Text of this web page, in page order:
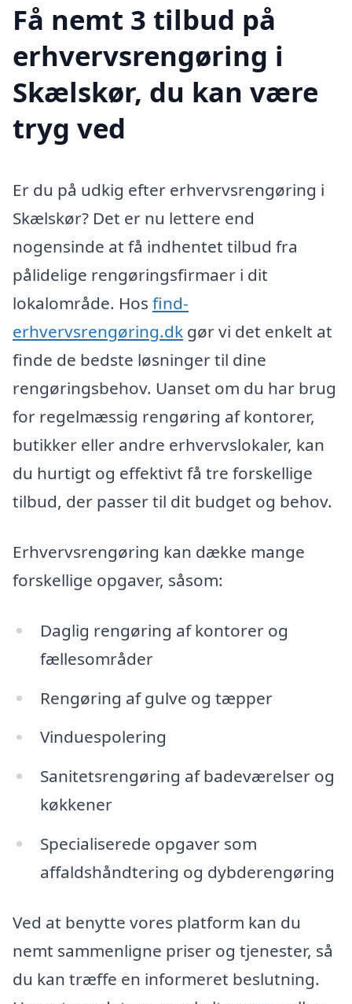
Få nemt 3 tilbud på
erhvervsrengøring i
Skælskør, du kan være
tryg ved
Er du på udkig efter erhvervsrengøring i
Skælskør? Det er nu lettere end
nogensinde at få indhentet tilbud fra
pålidelige rengøringsfirmaer i dit
lokalområde. Hos find-
erhvervsrengøring.dk gør vi det enkelt at
finde de bedste løsninger til dine
rengøringsbehov. Uanset om du har brug
for regelmæssig rengøring af kontorer,
butikker eller andre erhvervslokaler, kan
du hurtigt og effektivt få tre forskellige
tilbud, der passer til dit budget og behov.
Erhvervsrengøring kan dække mange
forskellige opgaver, såsom:
Daglig rengøring af kontorer og
fællesområder
Rengøring af gulve og tæpper
Vinduespolering
Sanitetsrengøring af badeværelser og
køkkener
Specialiserede opgaver som
affaldshåndtering og dybderengøring
Ved at benytte vores platform kan du
nemt sammenligne priser og tjenester, så
du kan træffe en informeret beslutning.